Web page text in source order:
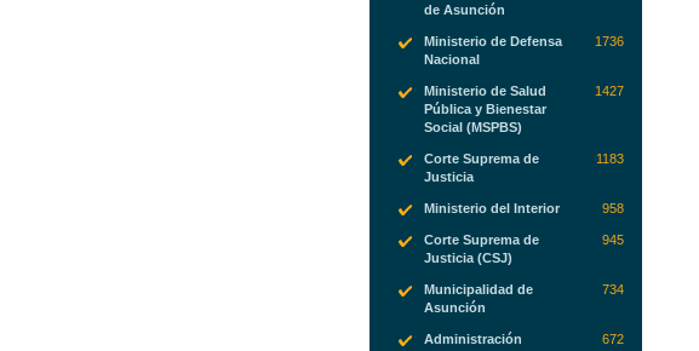
de Asunción
Ministerio de Defensa
Nacional
1736
Ministerio de Salud
Pública y Bienestar
Social (MSPBS)
1427
Corte Suprema de
Justicia
1183
Ministerio del Interior 958
Corte Suprema de
Justicia (CSJ)
945
Municipalidad de
Asunción
734
Administración
672